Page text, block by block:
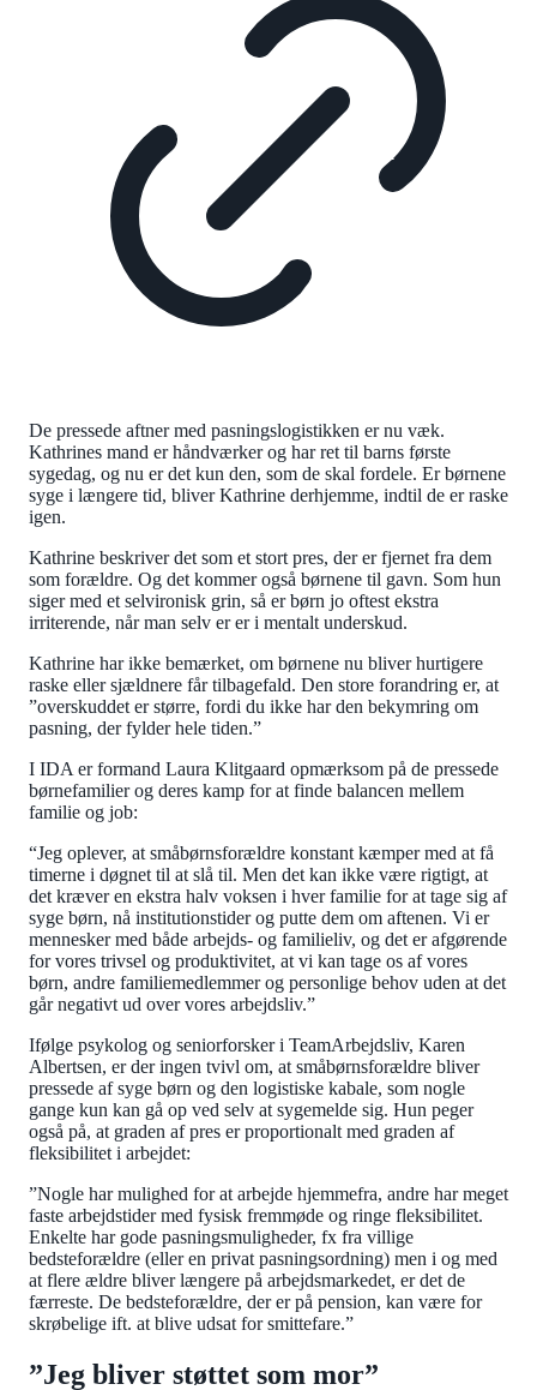
De pressede aftner med pasningslogistikken er nu væk.
Kathrines mand er håndværker og har ret til barns første
sygedag, og nu er det kun den, som de skal fordele. Er børnene
syge i længere tid, bliver Kathrine derhjemme, indtil de er raske
igen.
Kathrine beskriver det som et stort pres, der er fjernet fra dem
som forældre. Og det kommer også børnene til gavn. Som hun
siger med et selvironisk grin, så er børn jo oftest ekstra
irriterende, når man selv er er i mentalt underskud.
Kathrine har ikke bemærket, om børnene nu bliver hurtigere
raske eller sjældnere får tilbagefald. Den store forandring er, at
”overskuddet er større, fordi du ikke har den bekymring om
pasning, der fylder hele tiden.”
I IDA er formand Laura Klitgaard opmærksom på de pressede
børnefamilier og deres kamp for at finde balancen mellem
familie og job:
“Jeg oplever, at småbørnsforældre konstant kæmper med at få
timerne i døgnet til at slå til. Men det kan ikke være rigtigt, at
det kræver en ekstra halv voksen i hver familie for at tage sig af
syge børn, nå institutionstider og putte dem om aftenen. Vi er
mennesker med både arbejds- og familieliv, og det er afgørende
for vores trivsel og produktivitet, at vi kan tage os af vores
børn, andre familiemedlemmer og personlige behov uden at det
går negativt ud over vores arbejdsliv.”
Ifølge psykolog og seniorforsker i TeamArbejdsliv, Karen
Albertsen, er der ingen tvivl om, at småbørnsforældre bliver
pressede af syge børn og den logistiske kabale, som nogle
gange kun kan gå op ved selv at sygemelde sig. Hun peger
også på, at graden af pres er proportionalt med graden af
fleksibilitet i arbejdet:
”Nogle har mulighed for at arbejde hjemmefra, andre har meget
faste arbejdstider med fysisk fremmøde og ringe fleksibilitet.
Enkelte har gode pasningsmuligheder, fx fra villige
bedsteforældre (eller en privat pasningsordning) men i og med
at flere ældre bliver længere på arbejdsmarkedet, er det de
færreste. De bedsteforældre, der er på pension, kan være for
skrøbelige ift. at blive udsat for smittefare.”
”Jeg bliver støttet som mor”